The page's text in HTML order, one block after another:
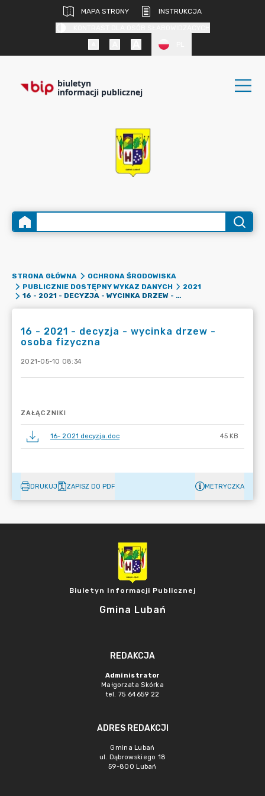
MAPA STRONY
INSTRUKCJA
biuletyn
informacji publicznej
STRONA GŁÓWNA
OCHRONA ŚRODOWISKA
PUBLICZNIE DOSTĘPNY WYKAZ DANYCH
2021
16 - 2021 - DECYZJA - WYCINKA DRZEW - OSOBA FIZYCZNA
16 - 2021 - decyzja - wycinka drzew -
osoba fizyczna
2021-05-10 08:34
ZAŁĄCZNIKI
16- 2021 decyzja.doc 45 KB
DRUKUJ ZAPISZ DO PDF METRYCZKA
Biuletyn Informacji Publicznej
Gmina Lubań
REDAKCJA
Administrator
Małgorzata Skórka
tel. 75 64659 22
ADRES REDAKCJI
Gmina Lubań
ul. Dąbrowskiego 18
59-800 Lubań